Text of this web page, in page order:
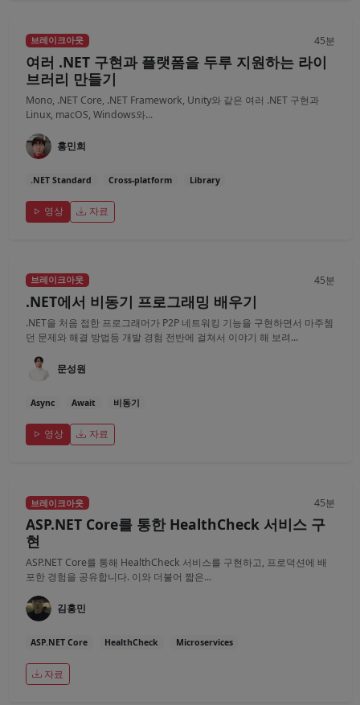
브레이크아웃 45분
여러 .NET 구현과 플랫폼을 두루 지원하는 라이
브러리 만들기
Mono, .NET Core, .NET Framework, Unity와 같은 여러 .NET 구현과
Linux, macOS, Windows와...
홍민희
.NET Standard Cross-platform Library
영상 자료
브레이크아웃 45분
.NET에서 비동기 프로그래밍 배우기
.NET을 처음 접한 프로그래머가 P2P 네트워킹 기능을 구현하면서 마주쳄
던 문제와 해결 방법등 개발 경험 전반에 걸쳐서 이야기 해 보려...
문성원
Async Await 비동기
영상 자료
브레이크아웃 45분
ASP.NET Core를 통한 HealthCheck 서비스 구
현
ASP.NET Core를 통해 HealthCheck 서비스를 구현하고, 프로덕션에 배
포한 경험을 공유합니다. 이와 더불어 짧은...
김홍민
ASP.NET Core HealthCheck Microservices
자료